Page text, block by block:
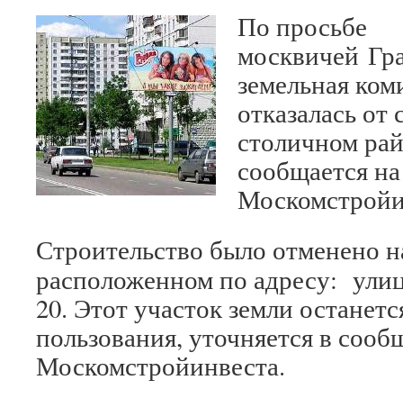
По просьбе
москвичей
земельная
отказалась от
столичном
сообщается
Строительство было отменено
расположенном по адресу:
20. Этот участок земли
пользования, уточняется в
Москомстройинвеста.